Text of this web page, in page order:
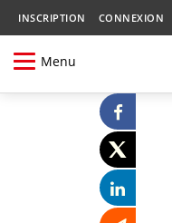
INSCRIPTION CONNEXION
Menu